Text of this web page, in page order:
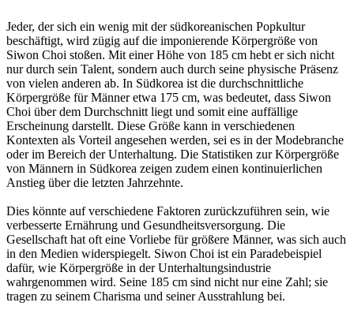
Jeder, der sich ein wenig mit der südkoreanischen Popkultur
beschäftigt, wird zügig auf die imponierende Körpergröße von
Siwon Choi stoßen. Mit einer Höhe von 185 cm hebt er sich nicht
nur durch sein Talent, sondern auch durch seine physische Präsenz
von vielen anderen ab. In Südkorea ist die durchschnittliche
Körpergröße für Männer etwa 175 cm, was bedeutet, dass Siwon
Choi über dem Durchschnitt liegt und somit eine auffällige
Erscheinung darstellt. Diese Größe kann in verschiedenen
Kontexten als Vorteil angesehen werden, sei es in der Modebranche
oder im Bereich der Unterhaltung. Die Statistiken zur Körpergröße
von Männern in Südkorea zeigen zudem einen kontinuierlichen
Anstieg über die letzten Jahrzehnte.
Dies könnte auf verschiedene Faktoren zurückzuführen sein, wie
verbesserte Ernährung und Gesundheitsversorgung. Die
Gesellschaft hat oft eine Vorliebe für größere Männer, was sich auch
in den Medien widerspiegelt. Siwon Choi ist ein Paradebeispiel
dafür, wie Körpergröße in der Unterhaltungsindustrie
wahrgenommen wird. Seine 185 cm sind nicht nur eine Zahl; sie
tragen zu seinem Charisma und seiner Ausstrahlung bei.